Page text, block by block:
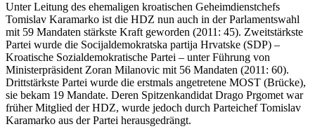
Unter Leitung des ehemaligen kroatischen Geheimdienstchefs
Tomislav Karamarko ist die HDZ nun auch in der Parlamentswahl
mit 59 Mandaten stärkste Kraft geworden (2011: 45). Zweitstärkste
Partei wurde die Socijaldemokratska partija Hrvatske (SDP) –
Kroatische Sozialdemokratische Partei – unter Führung von
Ministerpräsident Zoran Milanovic mit 56 Mandaten (2011: 60).
Drittstärkste Partei wurde die erstmals angetretene MOST (Brücke),
sie bekam 19 Mandate. Deren Spitzenkandidat Drago Prgomet war
früher Mitglied der HDZ, wurde jedoch durch Parteichef Tomislav
Karamarko aus der Partei herausgedrängt.